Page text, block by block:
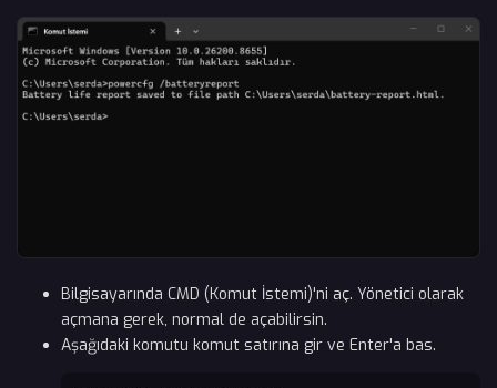
Bilgisayarında CMD (Komut İstemi)'ni aç. Yönetici olarak
açmana gerek, normal de açabilirsin.
Aşağıdaki komutu komut satırına gir ve Enter'a bas.